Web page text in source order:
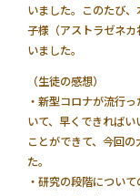
いました。このたび
子様（アストラゼネ
いました。
（生徒の感想）
・新型コロナが流行
いて、早くできれば
ことができて、今回
た。
・研究の段階につい